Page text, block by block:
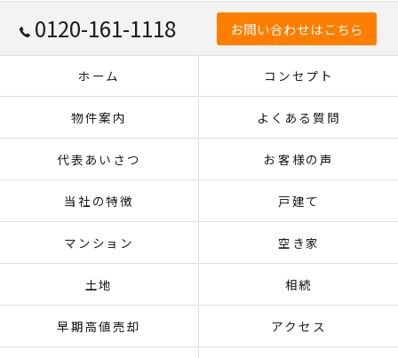
0120-161-1118 お問い合わせはこちら
ホーム コンセプト
物件案内 よくある質問
代表あいさつ お客様の声
当社の特徴 戸建て
マンション 空き家
土地 相続
早期高値売却 アクセス